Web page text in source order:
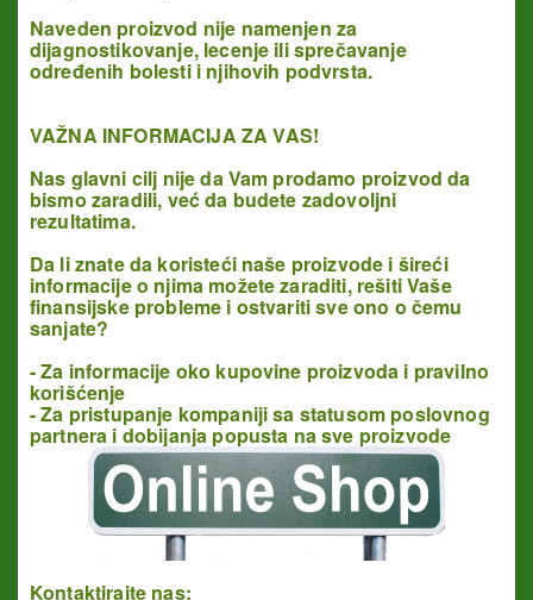
Naveden proizvod nije namenjen za
dijagnostikovanje, lecenje ili sprečavanje
određenih bolesti i njihovih podvrsta.
VAŽNA INFORMACIJA ZA VAS!
Nas glavni cilj nije da Vam prodamo proizvod da
bismo zaradili, već da budete zadovoljni
rezultatima.
Da li znate da koristeći naše proizvode i šireći
informacije o njima možete zaraditi, rešiti Vaše
finansijske probleme i ostvariti sve ono o čemu
sanjate?
- Za informacije oko kupovine proizvoda i pravilno
korišćenje
- Za pristupanje kompaniji sa statusom poslovnog
partnera i dobijanja popusta na sve proizvode
Kontaktirajte nas: